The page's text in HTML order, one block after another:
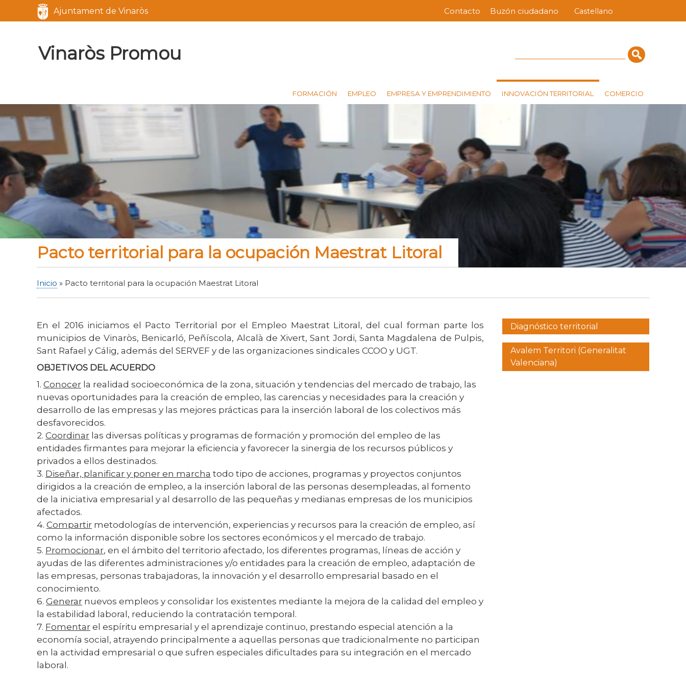
al
Castellano
Menú
Contacto Buzón ciudadano
Ajuntament de Vinaròs
Marca del sitio
Vinaròs Promou
FORMACIÓN EMPLEO EMPRESA Y EMPRENDIMIENTO INNOVACIÓN TERRITORIAL COMERCIO
Pacto territorial para la ocupación Maestrat Litoral
ayuda
a
la
navegación
Inicio Pacto territorial para la ocupación Maestrat Litoral
En el 2016 iniciamos el Pacto Territorial por el Empleo Maestrat Litoral, del cual forman parte los
municipios de Vinaròs, Benicarló, Peñíscola, Alcalà de Xivert, Sant Jordi, Santa Magdalena de Pulpis,
Sant Rafael y Cálig, además del SERVEF y de las organizaciones sindicales CCOO y UGT.
OBJETIVOS DEL ACUERDO
1. Conocer la realidad socioeconómica de la zona, situación y tendencias del mercado de trabajo, las
nuevas oportunidades para la creación de empleo, las carencias y necesidades para la creación y
desarrollo de las empresas y las mejores prácticas para la inserción laboral de los colectivos más
desfavorecidos.
2. Coordinar las diversas políticas y programas de formación y promoción del empleo de las
entidades firmantes para mejorar la eficiencia y favorecer la sinergia de los recursos públicos y
privados a ellos destinados.
3. Diseñar, planificar y poner en marcha todo tipo de acciones, programas y proyectos conjuntos
dirigidos a la creación de empleo, a la inserción laboral de las personas desempleadas, al fomento
de la iniciativa empresarial y al desarrollo de las pequeñas y medianas empresas de los municipios
afectados.
4. Compartir metodologías de intervención, experiencias y recursos para la creación de empleo, así
como la información disponible sobre los sectores económicos y el mercado de trabajo.
5. Promocionar, en el ámbito del territorio afectado, los diferentes programas, líneas de acción y
ayudas de las diferentes administraciones y/o entidades para la creación de empleo, adaptación de
las empresas, personas trabajadoras, la innovación y el desarrollo empresarial basado en el
conocimiento.
6. Generar nuevos empleos y consolidar los existentes mediante la mejora de la calidad del empleo y
la estabilidad laboral, reduciendo la contratación temporal.
7. Fomentarel espíritu empresarial y el aprendizaje continuo, prestando especial atención a la
economía social, atrayendo principalmente a aquellas personas que tradicionalmente no participan
en la actividad empresarial o que sufren especiales dificultades para su integración en el mercado
laboral.
Menú
lateral
pacte
Diagnóstico territorial
Avalem Territori (Generalitat
Valenciana)